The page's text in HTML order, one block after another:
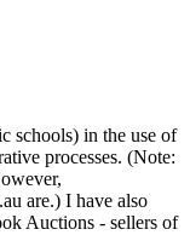
schools) in the use of
processes. (Note:
are.) I have also
Auctions - sellers of